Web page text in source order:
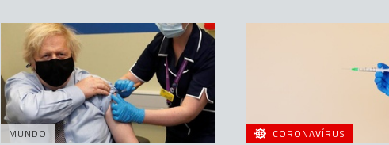
MUNDO CORONAVÍRUS